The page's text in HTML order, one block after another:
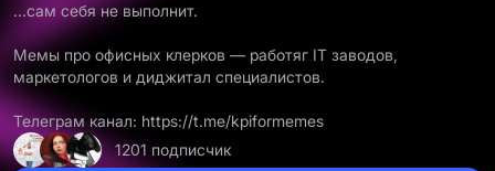
...сам себя не выполнит.
Мемы про офисных клерков — работяг IT заводов,
маркетологов и диджитал специалистов.
Телеграм канал: https://t.me/kpiformemes
1201 подписчик